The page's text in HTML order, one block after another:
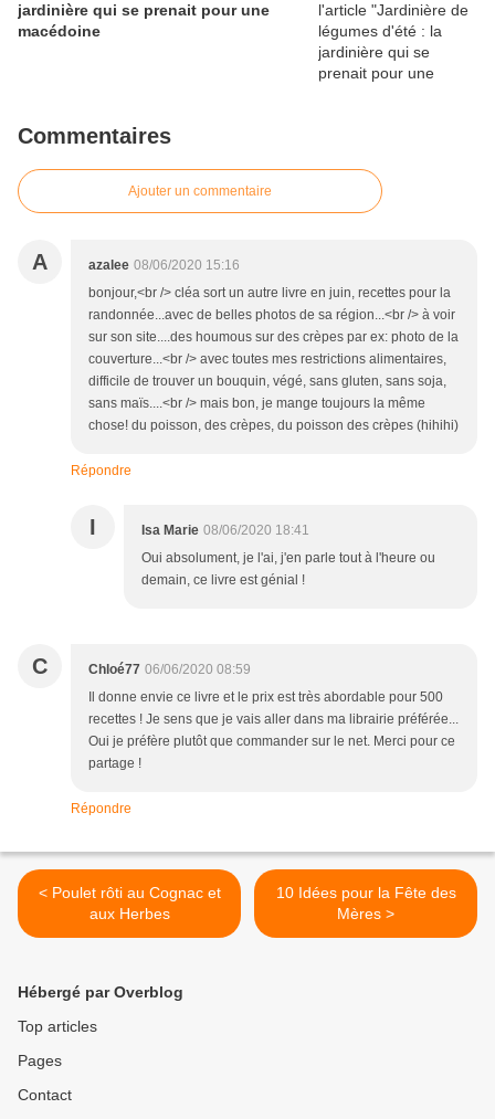
jardinière qui se prenait pour une
macédoine
Commentaires
Ajouter un commentaire
A azalee 08/06/2020 15:16
bonjour,<br /> cléa sort un autre livre en juin, recettes pour la
randonnée...avec de belles photos de sa région...<br /> à voir
sur son site....des houmous sur des crèpes par ex: photo de la
couverture...<br /> avec toutes mes restrictions alimentaires,
difficile de trouver un bouquin, végé, sans gluten, sans soja,
sans maïs....<br /> mais bon, je mange toujours la même
chose! du poisson, des crèpes, du poisson des crèpes (hihihi)
Répondre
I Isa Marie 08/06/2020 18:41
Oui absolument, je l'ai, j'en parle tout à l'heure ou
demain, ce livre est génial !
C Chloé77 06/06/2020 08:59
Il donne envie ce livre et le prix est très abordable pour 500
recettes ! Je sens que je vais aller dans ma librairie préférée...
Oui je préfère plutôt que commander sur le net. Merci pour ce
partage !
Répondre
< Poulet rôti au Cognac et
aux Herbes
10 Idées pour la Fête des
Mères >
Hébergé par Overblog
Top articles
Pages
Contact